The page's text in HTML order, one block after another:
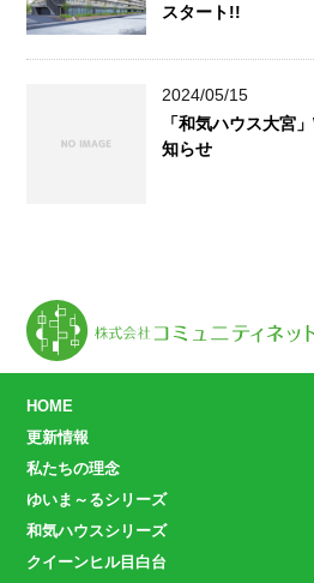
スタート!!
2024/05/15
「和気ハウス大宮
知らせ
HOME
更新情報
私たちの理念
ゆいま～るシリーズ
和気ハウスシリーズ
クイーンヒル目白台